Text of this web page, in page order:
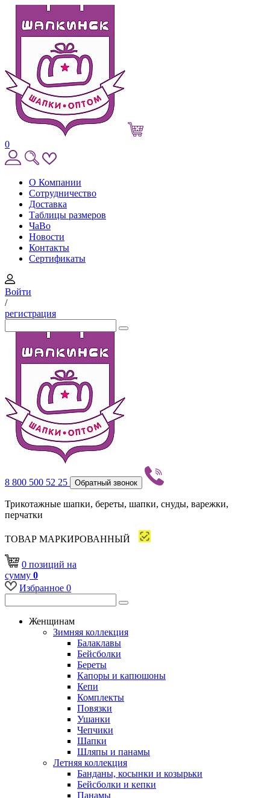
0
О Компании
Сотрудничество
Доставка
Таблицы размеров
ЧаВо
Новости
Контакты
Сертификаты
Войти
/
регистрация
8 800 500 52 25 Обратный звонок
Трикотажные шапки, береты, шапки, снуды, варежки,
перчатки
ТОВАР МАРКИРОВАННЫЙ
0 позиций на
сумму 0
Избранное 0
Женщинам
Зимняя коллекция
Балаклавы
Бейсболки
Береты
Капоры и капюшоны
Кепи
Комплекты
Повязки
Ушанки
Чепчики
Шапки
Шляпы и панамы
Летняя коллекция
Банданы, косынки и козырьки
Бейсболки и кепки
Панамы